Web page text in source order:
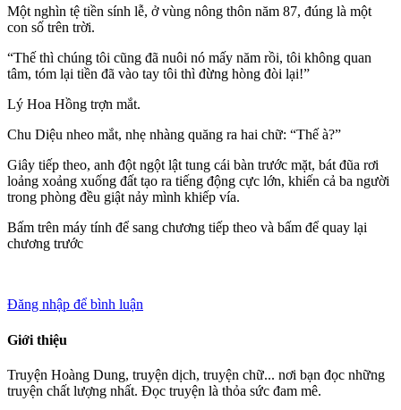
Một nghìn tệ tiền sính lễ, ở vùng nông thôn năm 87, đúng là một
con số trên trời.
“Thế thì chúng tôi cũng đã nuôi nó mấy năm rồi, tôi không quan
tâm, tóm lại tiền đã vào tay tôi thì đừng hòng đòi lại!”
Lý Hoa Hồng trợn mắt.
Chu Diệu nheo mắt, nhẹ nhàng quăng ra hai chữ: “Thế à?”
Giây tiếp theo, anh đột ngột lật tung cái bàn trước mặt, bát đũa rơi
loảng xoảng xuống đất tạo ra tiếng động cực lớn, khiến cả ba người
trong phòng đều giật nảy mình khiếp vía.
Bấm trên máy tính để sang chương tiếp theo và bấm để quay lại
chương trước
Đăng nhập để bình luận
Giới thiệu
Truyện Hoàng Dung, truyện dịch, truyện chữ... nơi bạn đọc những
truyện chất lượng nhất. Đọc truyện là thỏa sức đam mê.